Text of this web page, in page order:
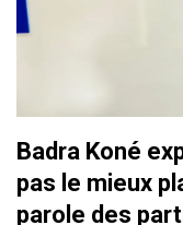
Badra Koné
pas le mieux
parole des